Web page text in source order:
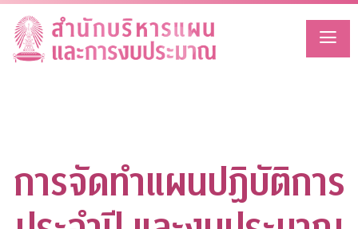
Skip
content
การจัดทำแผนปฏิบัติการ